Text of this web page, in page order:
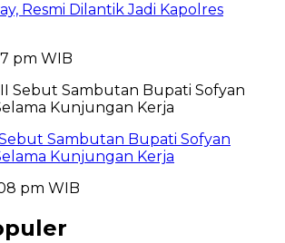
Resmi Dilantik Jadi Kapolres
pm WIB
Sambutan Bupati Sofyan
Kunjungan Kerja
pm WIB